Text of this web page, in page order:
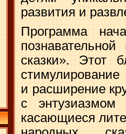
развития и
Программа
сказки». Этот
и расширение
с энтузиазмом
касающиеся